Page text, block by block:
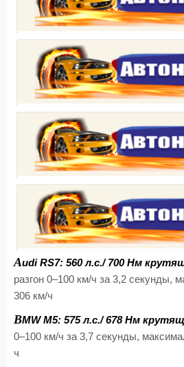
Audi RS7: 560 л.с./ 700 Нм
разгон 0–100 км/ч за 3,2 секунды,
306 км/ч
BMW M5: 575 л.с./ 678 Нм
0–100 км/ч за 3,7 секунды,
ч